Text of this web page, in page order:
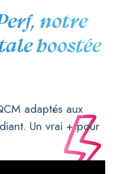
notre
boostée
adaptés aux
Un vrai + pour